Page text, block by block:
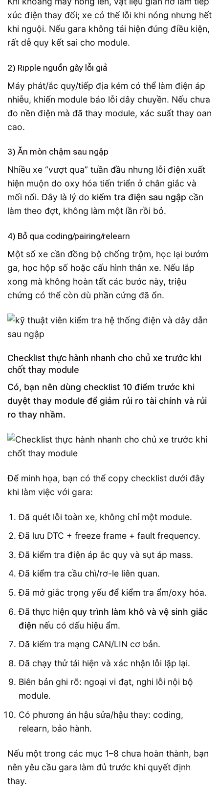
xúc điện thay đổi; xe có thể lỗi khi nóng nhưng hết
khi nguội. Nếu gara không tái hiện đúng điều kiện,
rất dễ quy kết sai cho module.
2) Ripple nguồn gây lỗi giả
Máy phát/ắc quy/tiếp địa kém có thể làm điện áp
nhiễu, khiến module báo lỗi dây chuyền. Nếu chưa
đo nền điện mà đã thay module, xác suất thay oan
cao.
3) Ăn mòn chậm sau ngập
Nhiều xe “vượt qua” tuần đầu nhưng lỗi điện xuất
hiện muộn do oxy hóa tiến triển ở chân giắc và
mối nối. Đây là lý do kiểm tra điện sau ngập cần
làm theo đợt, không làm một lần rồi bỏ.
4) Bỏ qua coding/pairing/relearn
Một số xe cần đồng bộ chống trộm, học lại bướm
ga, học hộp số hoặc cấu hình thân xe. Nếu lắp
xong mà không hoàn tất các bước này, triệu
chứng có thể còn dù phần cứng đã ổn.
Checklist thực hành nhanh cho chủ xe trước khi
chốt thay module
Có, bạn nên dùng checklist 10 điểm trước khi
duyệt thay module để giảm rủi ro tài chính và rủi
ro thay nhầm.
Để minh họa, bạn có thể copy checklist dưới đây
khi làm việc với gara:
Đã quét lỗi toàn xe, không chỉ một module.
Đã lưu DTC + freeze frame + fault frequency.
Đã kiểm tra điện áp ắc quy và sụt áp mass.
Đã kiểm tra cầu chì/rơ-le liên quan.
Đã mở giắc trọng yếu để kiểm tra ẩm/oxy hóa.
Đã thực hiện quy trình làm khô và vệ sinh giắc
điện nếu có dấu hiệu ẩm.
Đã kiểm tra mạng CAN/LIN cơ bản.
Đã chạy thử tái hiện và xác nhận lỗi lặp lại.
Biên bản ghi rõ: ngoại vi đạt, nghi lỗi nội bộ
module.
Có phương án hậu sửa/hậu thay: coding,
relearn, bảo hành.
Nếu một trong các mục 1–8 chưa hoàn thành, bạn
nên yêu cầu gara làm đủ trước khi quyết định
thay.